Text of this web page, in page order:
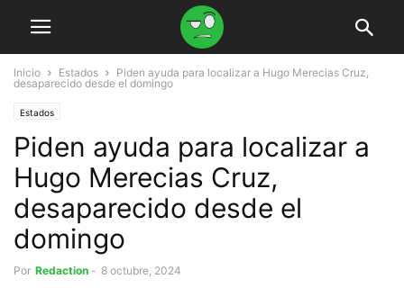
Inicio Estados
Piden ayuda para localizar a Hugo Merecias Cruz,
desaparecido desde el domingo
Estados
Piden ayuda para localizar a
Hugo Merecias Cruz,
desaparecido desde el
domingo
Por Redaction - 8 octubre, 2024